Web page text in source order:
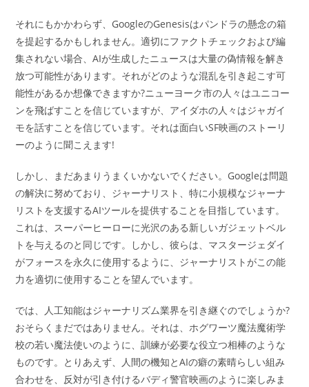
それにもかかわらず、GoogleのGenesisはパンドラの懸念の箱
を提起するかもしれません。適切にファクトチェックおよび編
集されない場合、AIが生成したニュースは大量の偽情報を解き
放つ可能性があります。それがどのような混乱を引き起こす可
能性があるか想像できますか?ニューヨーク市の人々はユニコー
ンを飛ばすことを信じていますが、アイダホの人々はジャガイ
モを話すことを信じています。それは面白いSF映画のストーリ
ーのように聞こえます!
しかし、まだあまりうまくいかないでください。Googleは問題
の解決に努めており、ジャーナリスト、特に小規模なジャーナ
リストを支援するAIツールを提供することを目指しています。
これは、スーパーヒーローに光沢のある新しいガジェットベル
トを与えるのと同じです。しかし、彼らは、マスタージェダイ
がフォースを永久に使用するように、ジャーナリストがこの能
力を適切に使用することを望んでいます。
では、人工知能はジャーナリズム業界を引き継ぐのでしょうか?
おそらくまだではありません。それは、ホグワーツ魔法魔術学
校の若い魔法使いのように、訓練が必要な役立つ相棒のような
ものです。とりあえず、人間の機知とAIの癖の素晴らしい組み
合わせを、反対が引き付けるバディ警官映画のように楽しみま